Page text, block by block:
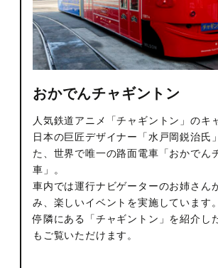
おかでんチャギントン
人気鉄道アニメ「チャギントン」のキ
日本の巨匠デザイナー「水戸岡鋭治氏
た、世界で唯一の路面電車「おかでん
車」。
車内では運行ナビゲーターのお姉さん
み、楽しいイベントを実施しています
停隣にある「チャギントン」を紹介し
もご覧いただけます。